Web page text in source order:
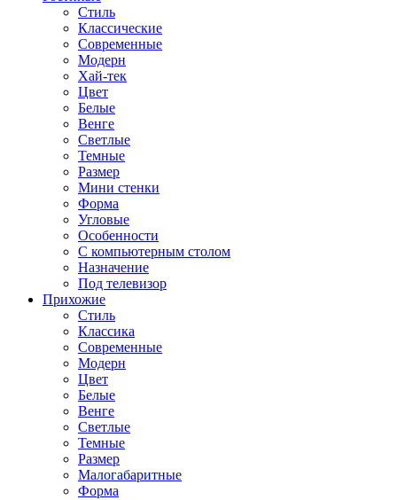
Стиль
Классические
Современные
Модерн
Хай-тек
Цвет
Белые
Венге
Светлые
Темные
Размер
Мини стенки
Форма
Угловые
Особенности
С компьютерным столом
Назначение
Под телевизор
Прихожие
Стиль
Классика
Современные
Модерн
Цвет
Белые
Венге
Светлые
Темные
Размер
Малогабаритные
Форма